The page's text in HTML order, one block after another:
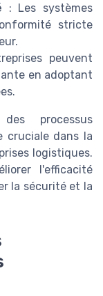
: Les systèmes
stricte
peuvent
en adoptant
processus
cruciale dans la
logistiques.
l'efficacité
la sécurité et la